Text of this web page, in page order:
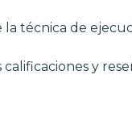
técnica de
y